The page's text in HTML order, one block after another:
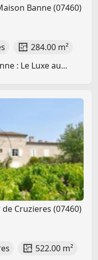
Banne (07460)
284.00 m²
: Le Luxe au...
Cruzieres (07460)
522.00 m²